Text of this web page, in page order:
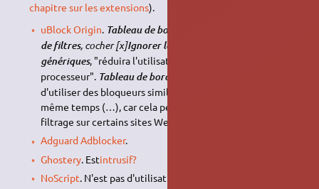
chapitre sur les extensions).
uBlock Origin. Tableau de bord (icône engrenages) → Liste
de filtres, cocher [x]Ignorer les filtres esthétiques
génériques, "réduira l'utilisation en mémoire et en
processeur". Tableau de bord → Support
d'utiliser des bloqueurs similaires à uBlock Origin en
même temps (…), car cela peut causer des problèmes de
filtrage sur certains sites Web.".
Adguard Adblocker.
Ghostery. Estintrusif?
NoScript. N'est pas d'utilisation aussi transparente que